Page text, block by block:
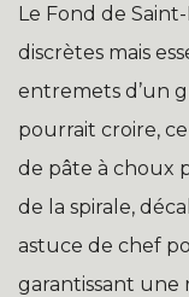
Le Fond de
discrètes mais
entremets d’un
pourrait croire,
de pâte à choux
de la spirale,
astuce de chef
garantissant une